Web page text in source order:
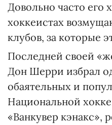
Довольно часто его
хоккеистах
клубов, за которые
Последней своей
Дон Шерри избрал
обаятельных и
Национальной
«Ванкувер кэнакс»,